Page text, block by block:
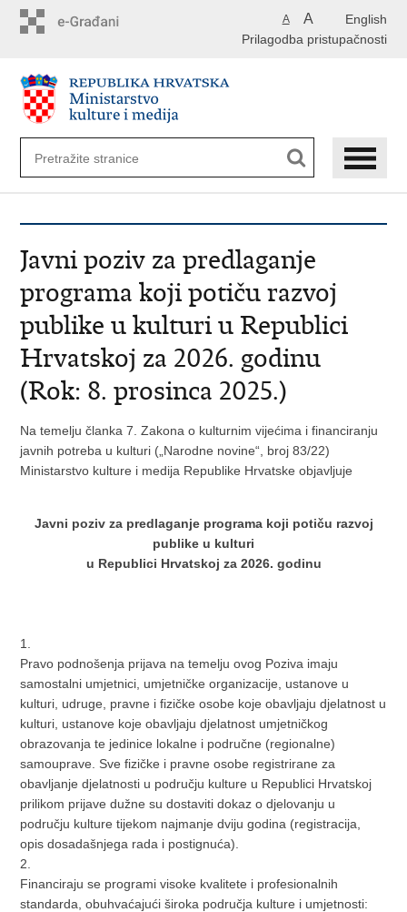
English
A A
Prilagodba pristupačnosti
Javni poziv za predlaganje
programa koji potiču razvoj
publike u kulturi u Republici
Hrvatskoj za 2026. godinu
(Rok: 8. prosinca 2025.)
Na temelju članka 7. Zakona o kulturnim vijećima i financiranju
javnih potreba u kulturi („Narodne novine“, broj 83/22)
Ministarstvo kulture i medija Republike Hrvatske objavljuje
Javni poziv za predlaganje programa koji potiču razvoj
publike u kulturi
u Republici Hrvatskoj za 2026. godinu
1.
Pravo podnošenja prijava na temelju ovog Poziva imaju
samostalni umjetnici, umjetničke organizacije, ustanove u
kulturi, udruge, pravne i fizičke osobe koje obavljaju djelatnost u
kulturi, ustanove koje obavljaju djelatnost umjetničkog
obrazovanja te jedinice lokalne i područne (regionalne)
samouprave. Sve fizičke i pravne osobe registrirane za
obavljanje djelatnosti u području kulture u Republici Hrvatskoj
prilikom prijave dužne su dostaviti dokaz o djelovanju u
području kulture tijekom najmanje dviju godina (registracija,
opis dosadašnjega rada i postignuća).
2.
Financiraju se programi visoke kvalitete i profesionalnih
standarda, obuhvaćajući široka područja kulture i umjetnosti: